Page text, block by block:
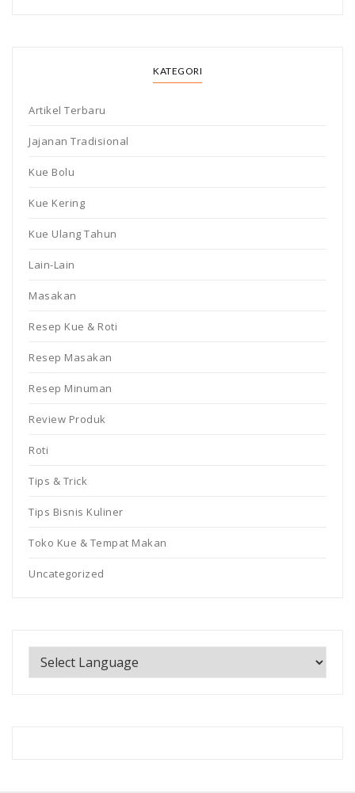
KATEGORI
Artikel Terbaru
Jajanan Tradisional
Kue Bolu
Kue Kering
Kue Ulang Tahun
Lain-Lain
Masakan
Resep Kue & Roti
Resep Masakan
Resep Minuman
Review Produk
Roti
Tips & Trick
Tips Bisnis Kuliner
Toko Kue & Tempat Makan
Uncategorized